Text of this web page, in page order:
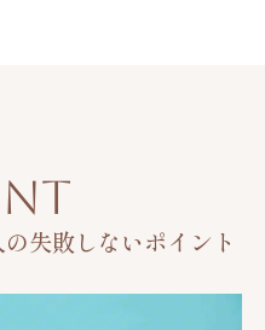
失敗しないポイント